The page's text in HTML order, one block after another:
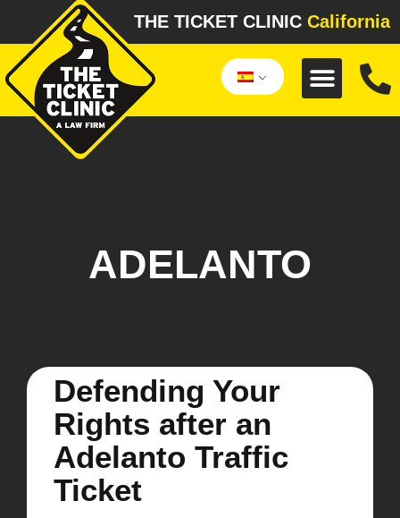
THE TICKET CLINIC California
ADELANTO
Defending Your
Rights after an
Adelanto Traffic
Ticket